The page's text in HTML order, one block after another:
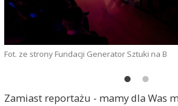
Fot. ze strony Fundacji Generator Sztuki na B
Zamiast reportażu - mamy dla Was